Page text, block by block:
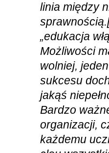
linia między
„edukacja
Możliwości
wolniej,
sukcesu
jakąś
Bardzo
organizacji,
każdemu